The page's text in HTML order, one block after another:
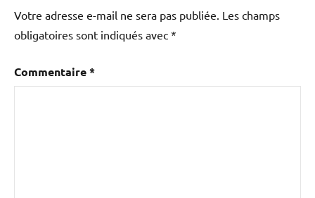
Votre adresse e-mail ne sera pas publiée. Les champs
obligatoires sont indiqués avec *
Commentaire*